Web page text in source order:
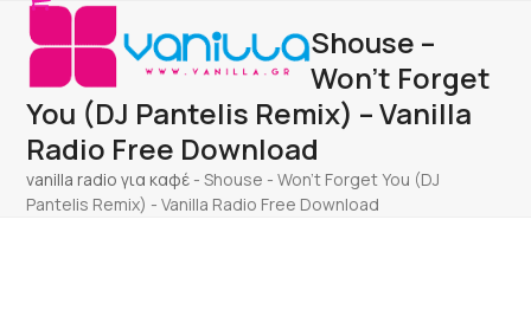
Skip
content
Open
mobile
menu
Close
mobile
menu
Shouse –
Won’t Forget
You (DJ Pantelis Remix) – Vanilla
Radio Free Download
vanilla radio για καφέ -Shouse - Won't Forget You (DJ
Pantelis Remix) - Vanilla Radio Free Download